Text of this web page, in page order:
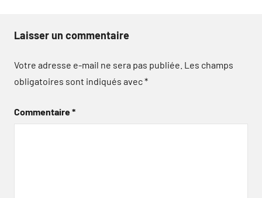
Laisser un commentaire
Votre adresse e-mail ne sera pas publiée. Les champs
obligatoires sont indiqués avec*
Commentaire*